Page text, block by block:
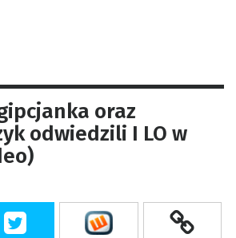
oraz
odwiedzili I LO w